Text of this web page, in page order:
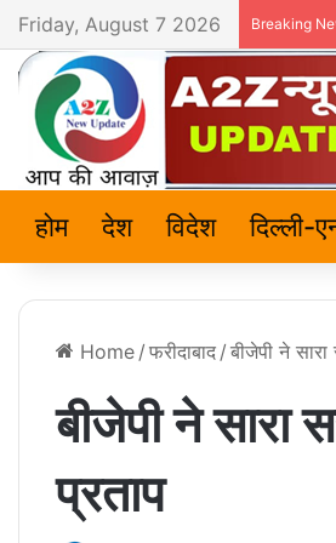
Friday, August 7 2026 Breaking
होम देश विदेश दिल्ली-
Home / फरीदाबाद / बीजेपी ने
बीजेपी ने सारा
प्रताप